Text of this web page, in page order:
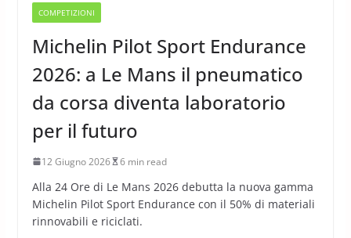
COMPETIZIONI
Michelin Pilot Sport Endurance
2026: a Le Mans il pneumatico
da corsa diventa laboratorio
per il futuro
12 Giugno 2026 6 min read
Alla 24 Ore di Le Mans 2026 debutta la nuova gamma
Michelin Pilot Sport Endurance con il 50% di materiali
rinnovabili e riciclati.